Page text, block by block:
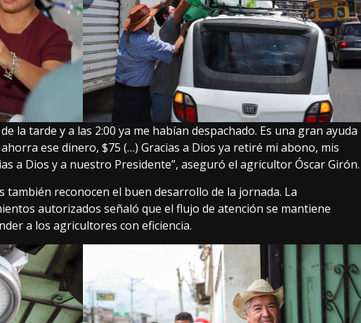
la tarde y a las 2:00 ya me habían despachado. Es una gran ayuda
ese dinero, $75 (…) Gracias a Dios ya retiré mi abono, mis
a Dios y a nuestro Presidente”, aseguró el agricultor Óscar Girón.
reconocen el buen desarrollo de la jornada. La
autorizados señaló que el flujo de atención se mantiene
a los agricultores con eficiencia.